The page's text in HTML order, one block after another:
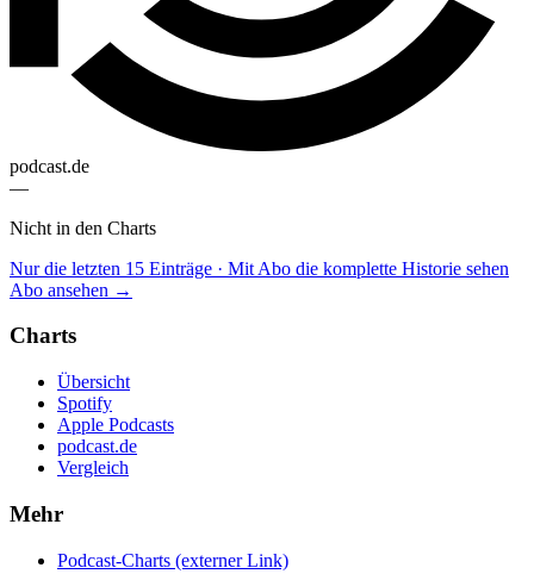
podcast.de
—
Nicht in den Charts
Nur die letzten 15 Einträge · Mit Abo die komplette Historie sehen
Abo ansehen →
Charts
Übersicht
Spotify
Apple Podcasts
podcast.de
Vergleich
Mehr
Podcast-Charts (externer Link)